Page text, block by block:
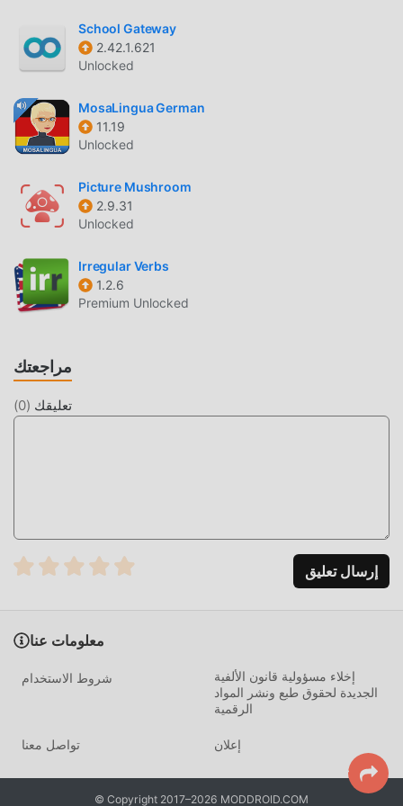
عددًا كبيرًا من المستخدمين. مقارنةً بالتطبيقات التقليدية education
، يوفر Desmos تجربة أكثر ثراءً ووظائف أكثر قوة. ما عليك سوى
تنزيل وتثبيت Desmos 7.45.0.0 ، يمكنك بسهولة تجربة جميع
الوظائف ، وهي مجانية تمامًا! بالإضافة إلى ذلك ، يدعم moddroid
أيضًا تطبيق education للمعجبين لتبادل الخبرات مع بعضهم البعض ،
ومشاركة السعادة التي يواجهونها في التطبيق ، ما الذي تنتظره ،
انDesmos 7.45.0.0 مجاني تمامًا ، ولكنه يرفق أيضًا إصدار التعديل
، مما يوفر لك وظائف Free مجانًا ، يمكنك تجربة أعلى مستوى من
التطبيق Desmos 7.45.0.0 مع أكثر الوظائف اكتمالا. علاوة على
مجانية ومتاحة بنسبة 100٪. الآن ، ما عليك سوى تنزيل moddroid
إلى العميل ، يمكنك تنزيل وتثبيت Freeاصدار التعديل Desmos
mod الشائعة المجانية التي تنتظر عليك أن تلعب ، ماذا تنتظر ، قم
بتنزيله الآن!
School Gateway
2.42.1.621
Unlocked
MosaLingua German
11.19
Unlocked
Picture Mushroom
2.9.31
Unlocked
Irregular Verbs
1.2.6
Premium Unlocked
مراجعتك
تعليقك (
0
)
إرسال تعليق
معلومات عنا
شروط الاستخدام
إخلاء مسؤولية قانون الألفية
الجديدة لحقوق طبع ونشر المواد
الرقمية
تواصل معنا إعلان
© Copyright 2017–2026 MODDROID.COM